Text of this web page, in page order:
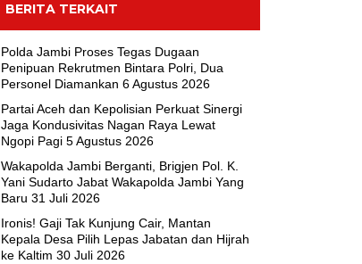
BERITA TERKAIT
Polda Jambi Proses Tegas Dugaan
Penipuan Rekrutmen Bintara Polri, Dua
Personel Diamankan 6 Agustus 2026
Partai Aceh dan Kepolisian Perkuat Sinergi
Jaga Kondusivitas Nagan Raya Lewat
Ngopi Pagi 5 Agustus 2026
Wakapolda Jambi Berganti, Brigjen Pol. K.
Yani Sudarto Jabat Wakapolda Jambi Yang
Baru 31 Juli 2026
Ironis! Gaji Tak Kunjung Cair, Mantan
Kepala Desa Pilih Lepas Jabatan dan Hijrah
ke Kaltim 30 Juli 2026